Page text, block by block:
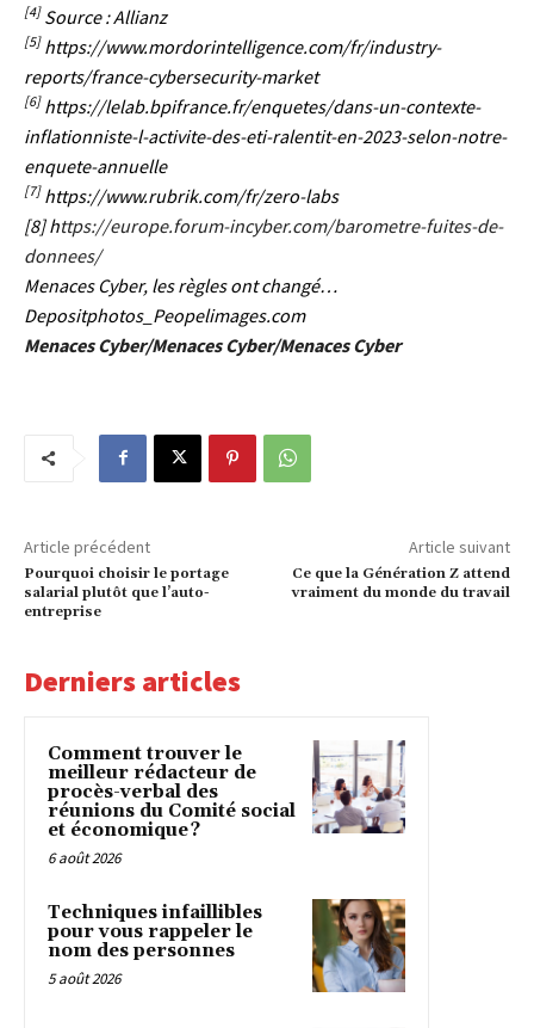
[4]Source : Allianz
[5]https://www.mordorintelligence.com/fr/industry-
reports/france-cybersecurity-market
[6]https://lelab.bpifrance.fr/enquetes/dans-un-contexte-
inflationniste-l-activite-des-eti-ralentit-en-2023-selon-notre-
enquete-annuelle
[7]https://www.rubrik.com/fr/zero-labs
[8]https://europe.forum-incyber.com/barometre-fuites-de-
donnees/
Menaces Cyber, les règles ont changé…
Depositphotos_Peopelimages.com
Menaces Cyber/Menaces Cyber/Menaces Cyber
Article précédent
Pourquoi choisir le portage
salarial plutôt que l’auto-
entreprise
Article suivant
Ce que la Génération Z attend
vraiment du monde du travail
Derniers articles
Comment trouver le
meilleur rédacteur de
procès-verbal des
réunions du Comité social
et économique ?
6 août 2026
Techniques infaillibles
pour vous rappeler le
nom des personnes
5 août 2026